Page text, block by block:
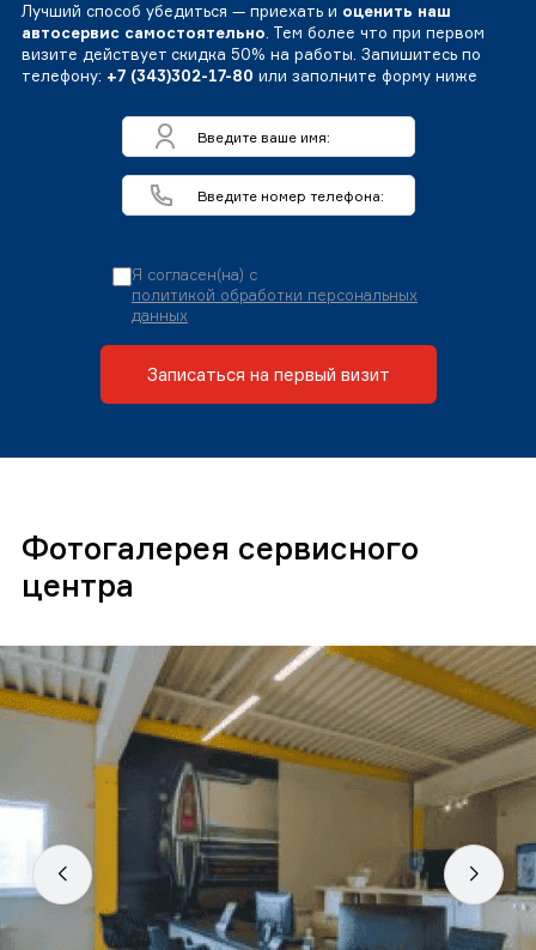
Лучший способ убедиться — приехать и оценить наш
автосервис самостоятельно. Тем более что при первом
визите действует скидка 50% на работы. Запишитесь по
телефону: +7 (343)302-17-80 или заполните форму ниже
Я согласен(на) с
политикой обработки персональных
данных
Записаться на первый визит
Фотогалерея сервисного
центра